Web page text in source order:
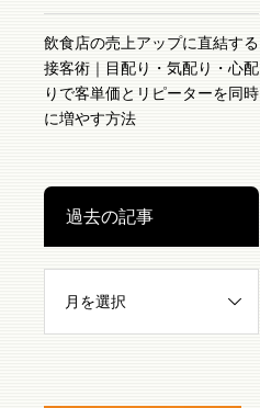
飲食店の売上アップに直結する
接客術｜目配り・気配り・心配
りで客単価とリピーターを同時
に増やす方法
過去の記事